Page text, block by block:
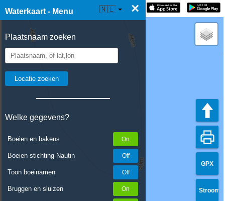
Waterkaart - Menu ×
Plaatsnaam zoeken
Welke gegevens?
Boeien en bakens
Boeien stichting Nautin
Toon boeinamen
Bruggen en sluizen
☰ Waterkaart Live 🇳🇱
GPX
Stroom